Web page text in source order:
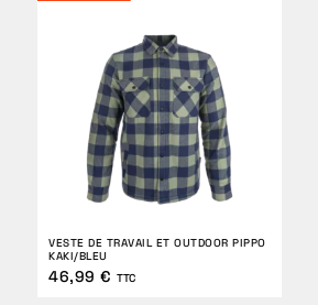
VESTE DE TRAVAIL ET OUTDOOR PIPPO
KAKI/BLEU
46,99 € TTC